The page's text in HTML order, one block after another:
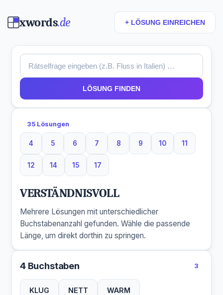
xwords.de + LÖSUNG EINREICHEN
LÖSUNG FINDEN
35 Lösungen
4
4 Buchstaben
5
5 Buchstaben
6
6 Buchstaben
7
7 Buchstaben
8
8 Buchstaben
9
9 Buchstaben
10
10 Buchstaben
11
11
12
12 Buchstaben
14
14 Buchstaben
15
15 Buchstaben
17
17 Buchstaben
VERSTÄNDNISVOLL
Mehrere Lösungen mit unterschiedlicher
Buchstabenanzahl gefunden. Wähle die passende
Länge, um direkt dorthin zu springen.
4 Buchstaben 3
KLUG NETT WARM